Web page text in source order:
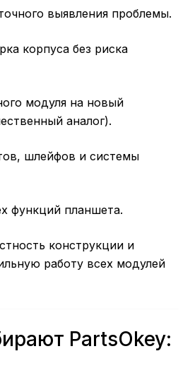
выявления проблемы.
корпуса без риска
модуля на новый
аналог).
шлейфов и системы
функций планшета.
конструкции и
работу всех модулей
PartsOkey: